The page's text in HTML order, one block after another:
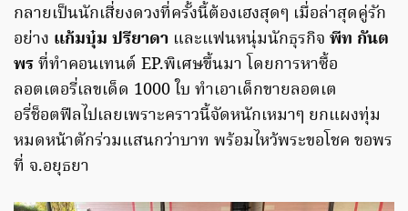
กลายเป็นนักเสี่ยงดวงที่ครั้งนี้ต้องเฮงสุดๆ เมื่อล่าสุดคู่รัก
อย่าง แก้มบุ๋ม ปรียาดา และแฟนหนุ่มนักธุรกิจ พีท กันต
พรที่ทำคอนเทนต์ EP.พิเศษขึ้นมา โดยการหาซื้อ
ลอตเตอรี่เลขเด็ด 1000 ใบ ทำเอาเด็กขายลอตเต
อรี่ช็อตฟีลไปเลยเพราะคราวนี้จัดหนักเหมาๆ ยกแผงทุ่ม
หมดหน้าตักร่วมแสนกว่าบาท พร้อมไหว้พระขอโชค ขอพร
ที่ จ.อยุธยา